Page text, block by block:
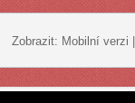
Zobrazit: Mobilní verzi